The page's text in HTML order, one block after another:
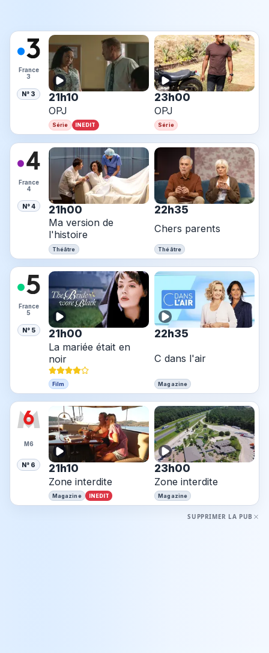
France
3
N° 3 21h10
OPJ
Série INEDIT
23h00
OPJ
Série
France
4
N° 4 21h00
Ma version de
l'histoire
Théâtre
22h35
Chers parents
Théâtre
France
5
N° 5 21h00
La mariée était en
noir
Film
22h35
C dans l'air
Magazine
M6
N° 6 21h10
Zone interdite
Magazine INEDIT
23h00
Zone interdite
Magazine
SUPPRIMER LA PUB